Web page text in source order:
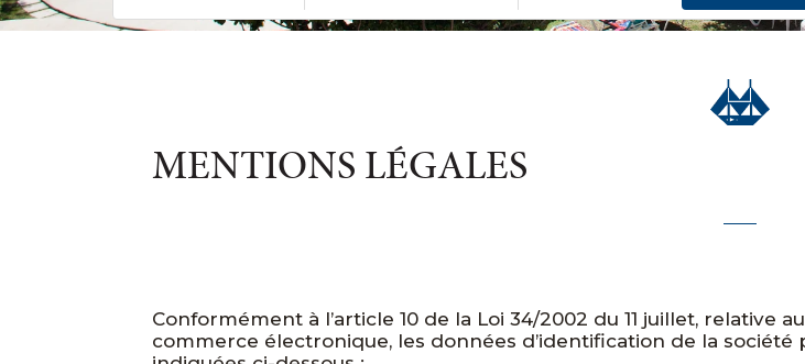
MENTIONS LÉGALES
Conformément à l’article 10 de la Loi 34/2002 du 11 juillet, relative
commerce électronique, les données d’identification de la